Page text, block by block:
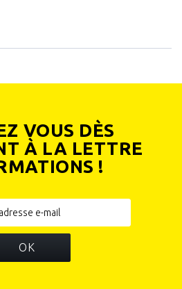
VOUS DÈS
À LA LETTRE
!
OK